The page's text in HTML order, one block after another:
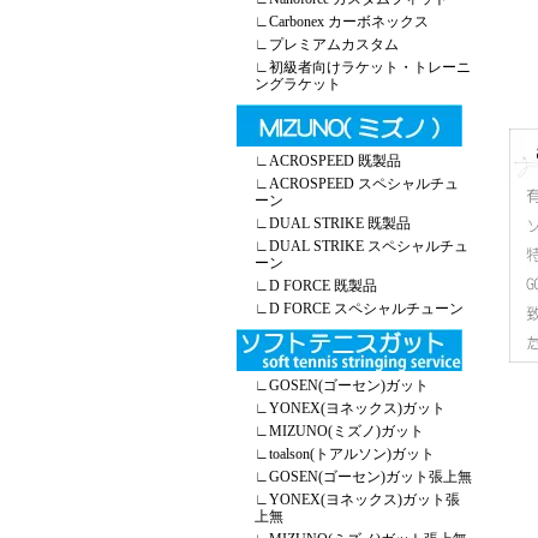
∟Carbonex カーボネックス
∟ プレミアムカスタム
∟初級者向けラケット・トレーニ
ングラケット
∟ACROSPEED 既製品
∟ACROSPEED スペシャルチュ
ーン
∟DUAL STRIKE 既製品
∟DUAL STRIKE スペシャルチュ
ーン
∟D FORCE 既製品
∟D FORCE スペシャルチューン
∟GOSEN(ゴーセン)ガット
∟YONEX(ヨネックス)ガット
∟MIZUNO(ミズノ)ガット
∟toalson(トアルソン)ガット
∟GOSEN(ゴーセン)ガット張上無
∟YONEX(ヨネックス)ガット張
上無